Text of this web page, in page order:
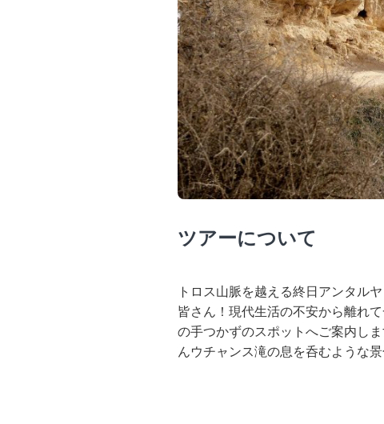
ツアーについて
トロス山脈を越える終日アンタル
皆さん！現代生活の不安から離れ
の手つかずのスポットへご案内し
んウチャンス滝の息を呑むような